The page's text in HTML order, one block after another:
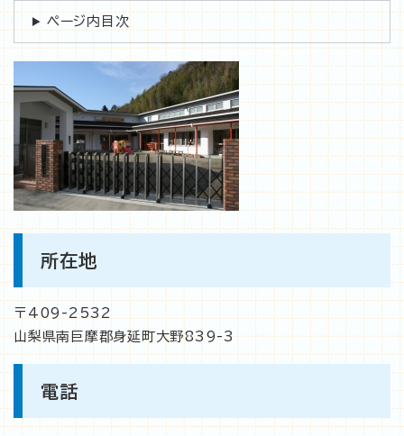
ページ内目次
所在地
〒409-2532
山梨県南巨摩郡身延町大野839-3
電話